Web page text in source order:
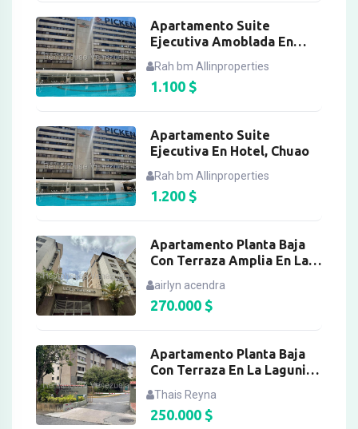
Apartamento Suite
Ejecutiva Amoblada En
Rah bm Allinproperties
1.100$
Apartamento Suite
Ejecutiva En Hotel, Chuao
Rah bm Allinproperties
1.200$
Apartamento Planta Baja
Con Terraza Amplia En La
airlyn acendra
270.000$
Apartamento Planta Baja
Con Terraza En La Lagunita
Thais Reyna
250.000$